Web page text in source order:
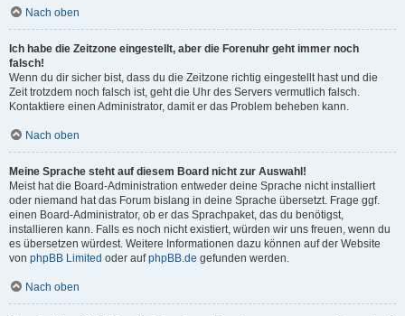
Nach oben
Ich habe die Zeitzone eingestellt, aber die Forenuhr geht immer noch
falsch!
Wenn du dir sicher bist, dass du die Zeitzone richtig eingestellt hast und die
Zeit trotzdem noch falsch ist, geht die Uhr des Servers vermutlich falsch.
Kontaktiere einen Administrator, damit er das Problem beheben kann.
Nach oben
Meine Sprache steht auf diesem Board nicht zur Auswahl!
Meist hat die Board-Administration entweder deine Sprache nicht installiert
oder niemand hat das Forum bislang in deine Sprache übersetzt. Frage ggf.
einen Board-Administrator, ob er das Sprachpaket, das du benötigst,
installieren kann. Falls es noch nicht existiert, würden wir uns freuen, wenn du
es übersetzen würdest. Weitere Informationen dazu können auf der Website
von phpBB Limited oder aufphpBB.de gefunden werden.
Nach oben